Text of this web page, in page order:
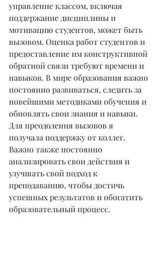
управление классом, включая
поддержание дисциплины и
мотивацию студентов, может быть
вызовом. Оценка работ студентов и
предоставление им конструктивной
обратной связи требуют времени и
навыков. В мире образования важно
постоянно развиваться, следить за
новейшими методиками обучения и
обновлять свои знания и навыки.
Для преодоления вызовов я
получала поддержку от коллег.
Важно также постоянно
анализировать свои действия и
улучшать свой подход к
преподаванию, чтобы достичь
успешных результатов и обогатить
образовательный процесс.